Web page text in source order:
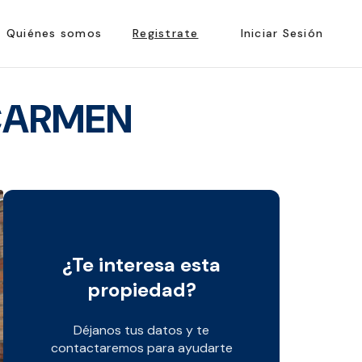
Quiénes somos Registrate Iniciar Sesión
¿Te interesa esta
propiedad?
Déjanos tus datos y te
contactaremos para ayudarte